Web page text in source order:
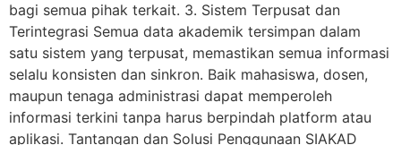
bagi semua pihak terkait. 3. Sistem Terpusat dan
Terintegrasi Semua data akademik tersimpan dalam
satu sistem yang terpusat, memastikan semua informasi
selalu konsisten dan sinkron. Baik mahasiswa, dosen,
maupun tenaga administrasi dapat memperoleh
informasi terkini tanpa harus berpindah platform atau
aplikasi. Tantangan dan Solusi Penggunaan SIAKAD